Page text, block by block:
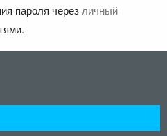
пароля черезличный